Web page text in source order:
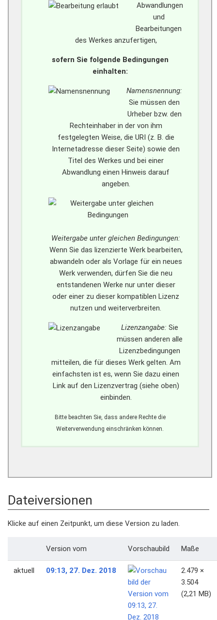
Abwandlungen
und
Bearbeitungen
des Werkes anzufertigen,
sofern Sie folgende Bedingungen
einhalten:
Namensnennung:
Sie müssen den
Urheber bzw. den
Rechteinhaber in der von ihm
festgelegten Weise, die URI (z. B. die
Internetadresse dieser Seite) sowie den
Titel des Werkes und bei einer
Abwandlung einen Hinweis darauf
angeben.
Weitergabe unter gleichen Bedingungen:
Wenn Sie das lizenzierte Werk bearbeiten,
abwandeln oder als Vorlage für ein neues
Werk verwenden, dürfen Sie die neu
entstandenen Werke nur unter dieser
oder einer zu dieser kompatiblen Lizenz
nutzen und weiterverbreiten.
Lizenzangabe: Sie
müssen anderen alle
Lizenzbedingungen
mitteilen, die für dieses Werk gelten. Am
einfachsten ist es, wenn Sie dazu einen
Link auf den Lizenzvertrag (siehe oben)
einbinden.
Bitte beachten Sie, dass andere Rechte die
Weiterverwendung einschränken können.
Dateiversionen
Klicke auf einen Zeitpunkt, um diese Version zu laden.
Version vom Vorschaubild Maße
aktuell 09:13, 27. Dez. 2018
2.479 ×
3.504
(2,21 MB)